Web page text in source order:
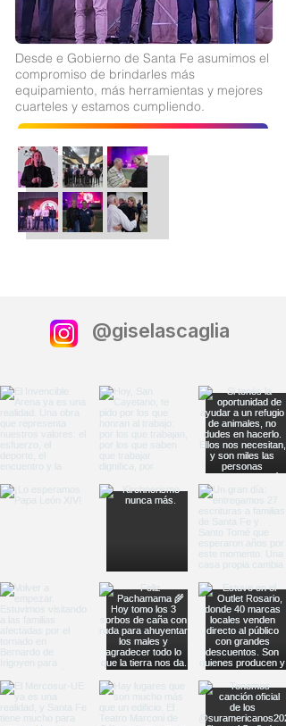
Desde e Gobierno de Santa Fe asumimos el
compromiso de brindarles más
equipamiento, más herramientas y mejores
cuarteles y estamos cumpliendo.
@giselascaglia